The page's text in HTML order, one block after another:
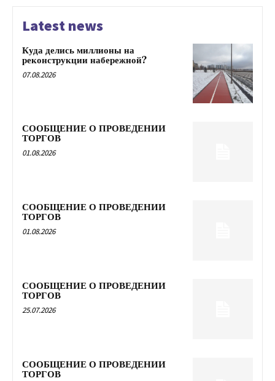
Latest news
Куда делись миллионы на
реконструкции набережной?
07.08.2026
СООБЩЕНИЕ О ПРОВЕДЕНИИ
ТОРГОВ
01.08.2026
СООБЩЕНИЕ О ПРОВЕДЕНИИ
ТОРГОВ
01.08.2026
СООБЩЕНИЕ О ПРОВЕДЕНИИ
ТОРГОВ
25.07.2026
СООБЩЕНИЕ О ПРОВЕДЕНИИ
ТОРГОВ